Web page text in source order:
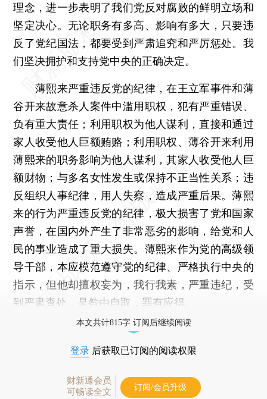
理念，进一步表明了我们党反对腐败的鲜明立场和
坚定决心。无论职务有多高、影响有多大，只要违
反了党纪国法，都要受到严肃追究和严厉惩处。我
们坚决拥护和支持党中央的正确决定。
薄熙来严重违反党的纪律，在王立军事件和薄
谷开来故意杀人案件中滥用职权，犯有严重错误、
负有重大责任；利用职权为他人谋利，直接和通过
家人收受他人巨额贿赂；利用职权、薄谷开来利用
薄熙来的职务影响为他人谋利，其家人收受他人巨
额财物；与多名女性发生或保持不正当性关系；违
反组织人事纪律，用人失察，造成严重后果。薄熙
来的行为严重违反党的纪律，极大损害了党和国家
声誉，在国内外产生了非常恶劣的影响，给党和人
民的事业造成了重大损失。薄熙来作为党的高级领
导干部，本应模范遵守党的纪律、严格执行中央的
指示，但他却擅权妄为，我行我素，严重违纪，受
到严肃查处，是咎由自取，罪有应得。
本文共计815字 订阅后继续阅读
登录 后获取已订阅的阅读权限
财新通会员
可畅读全文
订阅/会员升级